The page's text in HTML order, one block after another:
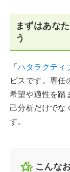
まずはあな
う
「ハタラクティ
ビスです。専任
希望や適性を踏
己分析だけでな
す。
こんな